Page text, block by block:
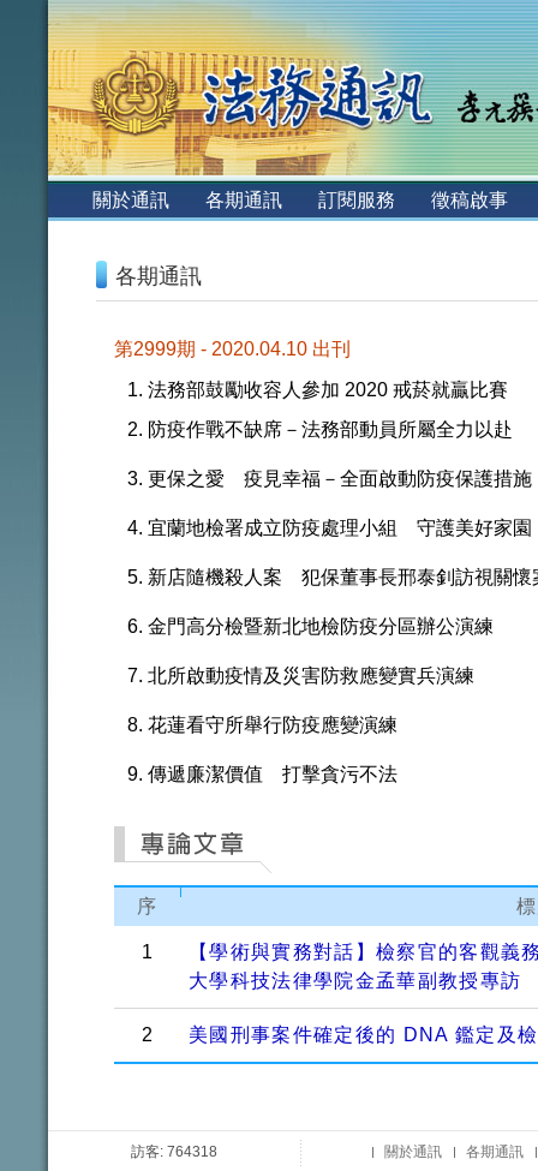
關於通訊 各期通訊 訂閱服務
徵稿啟事
各期通訊
第2999期 - 2020.04.10 出刊
法務部鼓勵收容人參加 2020 戒菸就贏比賽
防疫作戰不缺席－法務部動員所屬全力以赴
更保之愛 疫見幸福－全面啟動防疫保護措施
宜蘭地檢署成立防疫處理小組 守護美好家園
新店隨機殺人案 犯保董事長邢泰釗訪視關懷
金門高分檢暨新北地檢防疫分區辦公演練
北所啟動疫情及災害防救應變實兵演練
花蓮看守所舉行防疫應變演練
傳遞廉潔價值 打擊貪污不法
序
1
【學術與實務對話】檢察官的客觀義
大學科技法律學院金孟華副教授專訪
2 美國刑事案件確定後的 DNA 鑑定及
訪客: 764318 關於通訊 各期通訊